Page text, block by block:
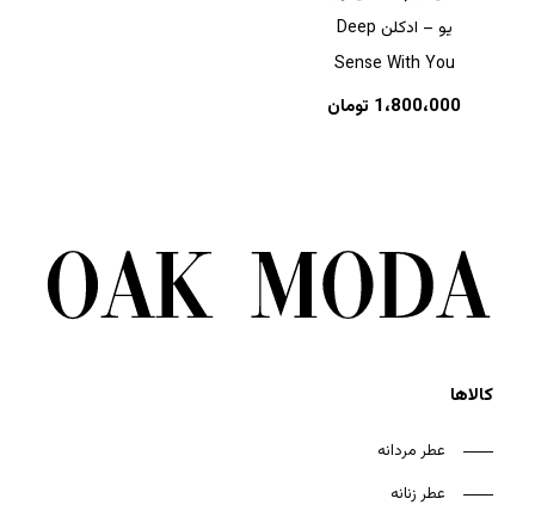
یو – ادکلن Deep
Sense With You
1،800،000 تومان
کالاها
عطر مردانه
عطر زنانه